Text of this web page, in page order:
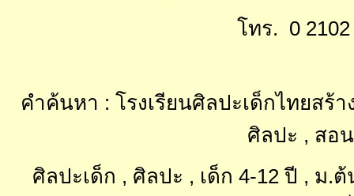
โทร. 0 2102
คำค้นหา : โรงเรียนศิลปะเด็กไทยสร้า
ศิลปะ , สอ
ศิลปะเด็ก , ศิลปะ , เด็ก 4-12 ปี , ม.